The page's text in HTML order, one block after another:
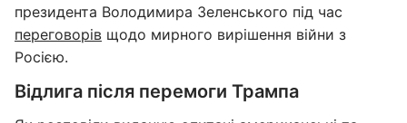
президента Володимира Зеленського під час
переговорів щодо мирного вирішення війни з
Росією.
Відлига після перемоги Трампа